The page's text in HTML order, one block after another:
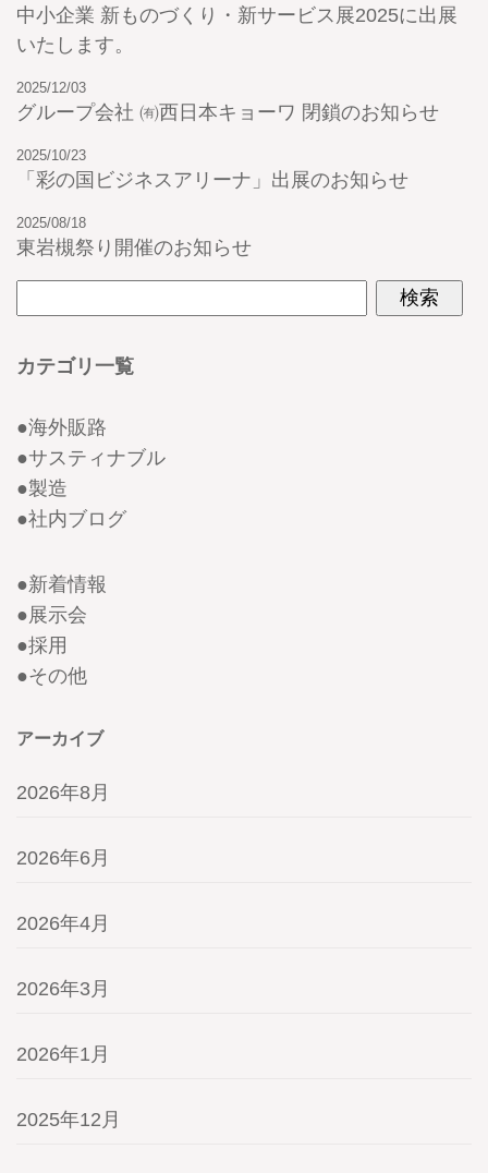
中小企業 新ものづくり・新サービス展2025に出展
いたします。
2025/12/03
グループ会社 ㈲西日本キョーワ 閉鎖のお知らせ
2025/10/23
「彩の国ビジネスアリーナ」出展のお知らせ
2025/08/18
東岩槻祭り開催のお知らせ
カテゴリ一覧
●海外販路
●サスティナブル
●製造
●社内ブログ
●新着情報
●展示会
●採用
●その他
アーカイブ
2026年8月
2026年6月
2026年4月
2026年3月
2026年1月
2025年12月